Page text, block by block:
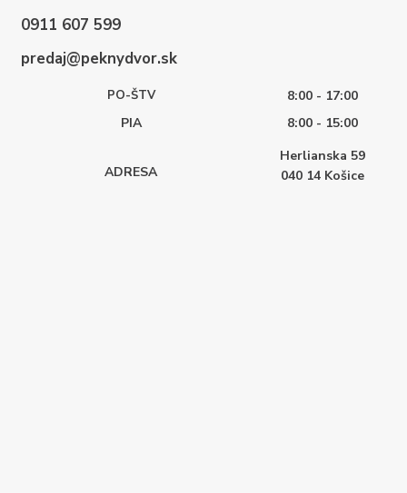
0911 607 599
predaj@peknydvor.sk
PO-ŠTV
8:00 - 17:00
PIA
8:00 - 15:00
ADRESA
Herlianska 59
040 14 Košice